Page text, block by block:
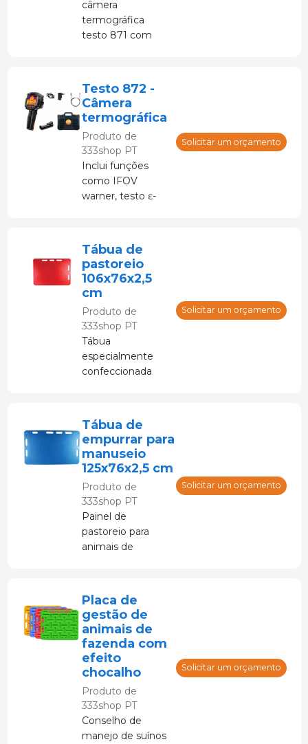
câmera
termográfica
testo 871 com
testo Sca
Testo 872 -
Câmera
termográfica
Produto de
333shop PT
Inclui funções
como IFOV
warner, testo ɛ-
Solicitar um orçamento
Tábua de
pastoreio
106x76x2,5
cm
Produto de
333shop PT
Tábua
especialmente
confeccionada
de suínos.
Disponível em
vermelho, azul,
amarelo e verde.
Solicitar um orçamento
Tábua de
empurrar para
manuseio
125x76x2,5 cm
Produto de
333shop PT
Painel de
pastoreio para
animais de
Solicitar um orçamento
Placa de
gestão de
animais de
fazenda com
efeito
chocalho
Produto de
333shop PT
Conselho de
manejo de suínos
Solicitar um orçamento